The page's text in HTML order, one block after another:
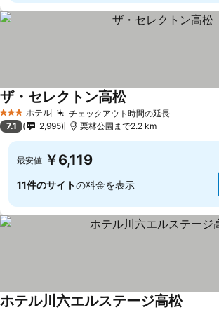
3 ホテルのランク
ホテル チェックアウト時間の延長料金を表示
ザ・セレクトン高松
7.1 2,995 栗林公園まで2.2 km
最安値 ￥6,119
11件のサイトの料金を表示
ホテル川六エルステージ高松